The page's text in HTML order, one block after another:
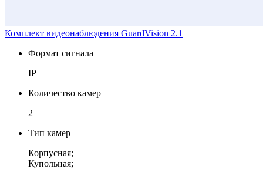
Комплект видеонаблюдения GuardVision 2.1
Формат сигнала
IP
Количество камер
2
Тип камер
Корпусная;
Купольная;